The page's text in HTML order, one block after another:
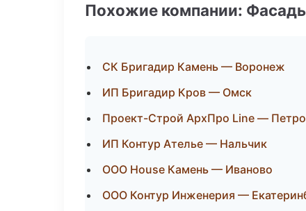
Похожие компании:
СК Бригадир Камень — Воронеж
ИП Бригадир Кров — Омск
Проект-Строй АрхПро Line —
ИП Контур Ателье — Нальчик
ООО House Камень — Иваново
ООО Контур Инженерия —